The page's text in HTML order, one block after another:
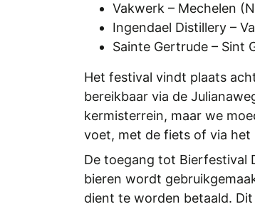
Vakwerk – Mechelen
Ingendael Distillery –
Sainte Gertrude – Sint
Het festival vindt plaats
bereikbaar via de
kermis­terrein, maar we
voet, met de fiets of via het
De toegang tot Bierfestival
bieren wordt
dient te worden betaald.